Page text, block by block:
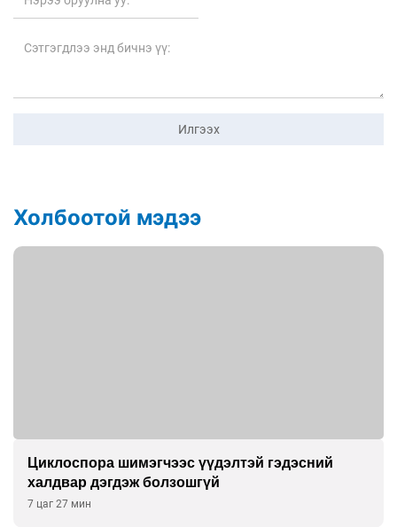
Илгээх
Холбоотой мэдээ
Циклоспора шимэгчээс үүдэлтэй гэдэсний
халдвар дэгдэж болзошгүй
7 цаг 27 мин